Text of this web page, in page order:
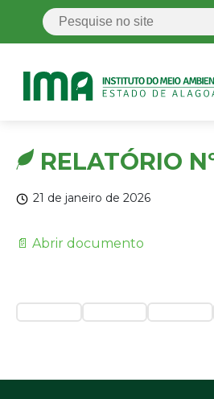
RELATÓRIO
21 de janeiro de 2026
📄 Abrir documento